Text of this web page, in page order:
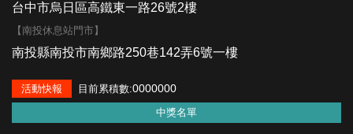
台中市烏日區高鐵東一路26號2樓
【南投休息站門市】
南投縣南投市南鄉路250巷142弄6號一樓
活動快報 目前累積數:0000000
中獎名單